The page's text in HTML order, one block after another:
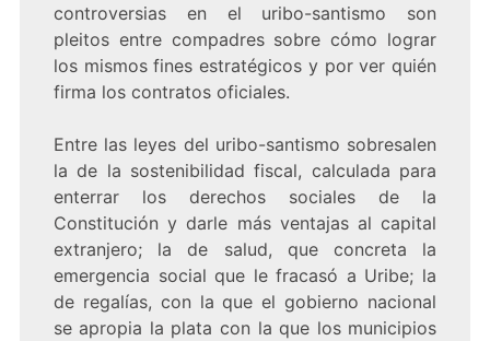
controversias en el uribo-santismo son
pleitos entre compadres sobre cómo lograr
los mismos fines estratégicos y por ver quién
firma los contratos oficiales.
Entre las leyes del uribo-santismo sobresalen
la de la sostenibilidad fiscal, calculada para
enterrar los derechos sociales de la
Constitución y darle más ventajas al capital
extranjero; la de salud, que concreta la
emergencia social que le fracasó a Uribe; la
de regalías, con la que el gobierno nacional
se apropia la plata con la que los municipios